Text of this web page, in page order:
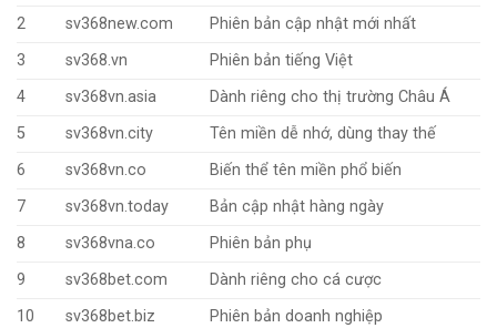
2
sv368new.com
Phiên bản cập nhật mới nhất
3
sv368.vn
Phiên bản tiếng Việt
4
sv368vn.asia
Dành riêng cho thị trường Châu Á
5
sv368vn.city
Tên miền dễ nhớ, dùng thay thế
6
sv368vn.co
Biến thể tên miền phổ biến
7
sv368vn.today
Bản cập nhật hàng ngày
8
sv368vna.co
Phiên bản phụ
9
sv368bet.com
Dành riêng cho cá cược
10
sv368bet.biz
Phiên bản doanh nghiệp